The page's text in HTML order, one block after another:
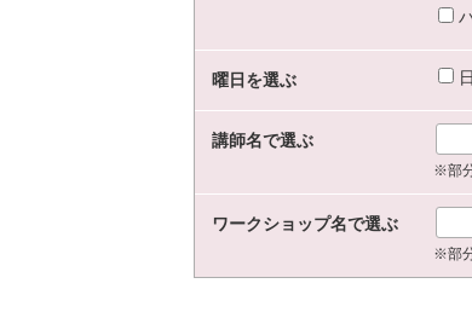
曜日を選ぶ
講師名で選ぶ
※部
ワークショップ名で選ぶ
※部